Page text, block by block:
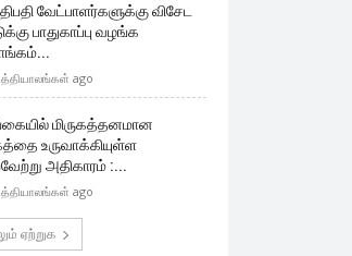
வேட்பாளர்களுக்கு விசேட
பாதுகாப்பு வழங்க
ago
மிருகத்தனமான
உருவாக்கியுள்ள
அதிகாரம் :...
ago
ஏற்றுக